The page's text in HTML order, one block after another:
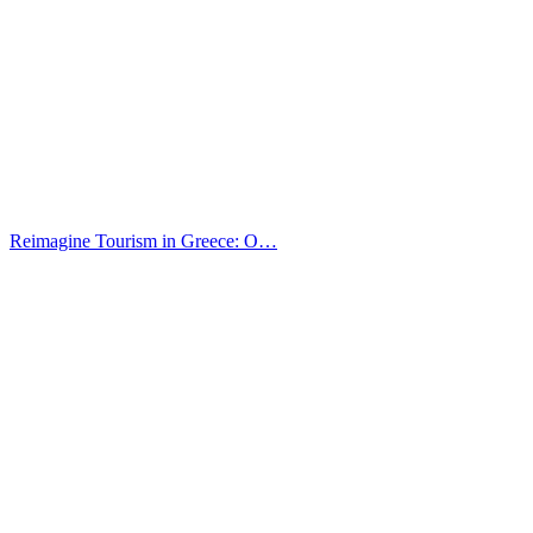
Reimagine Tourism in Greece: O…